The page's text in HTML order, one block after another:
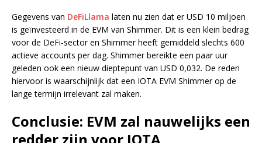
Gegevens van DeFiLlama laten nu zien dat er USD 10 miljoen
is geïnvesteerd in de EVM van Shimmer. Dit is een klein bedrag
voor de DeFi-sector en Shimmer heeft gemiddeld slechts 600
actieve accounts per dag. Shimmer bereikte een paar uur
geleden ook een nieuw dieptepunt van USD 0,032. De reden
hiervoor is waarschijnlijk dat een IOTA EVM Shimmer op de
lange termijn irrelevant zal maken.
Conclusie: EVM zal nauwelijks een